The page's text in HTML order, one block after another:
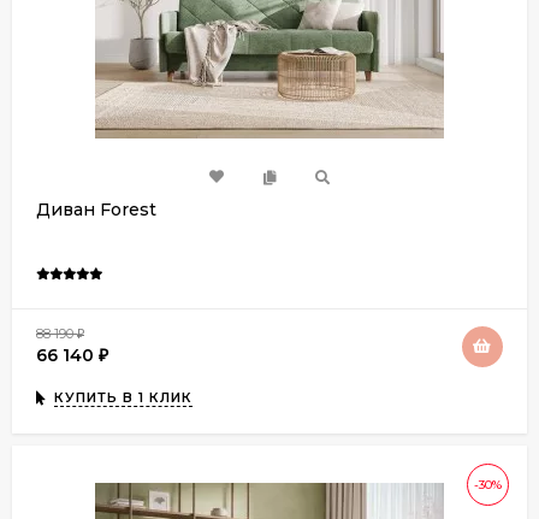
Диван Forest
88 190₽
66 140 ₽
КУПИТЬ В 1 КЛИК
-30%